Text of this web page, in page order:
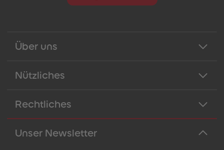
Über uns
Nützliches
Rechtliches
Unser Newsletter